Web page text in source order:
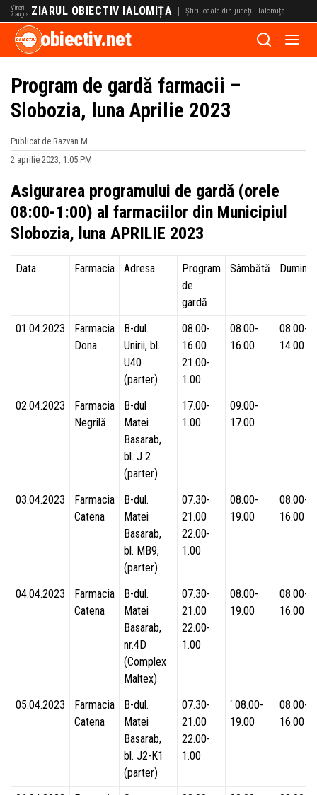
Vineri
7 augustZIARUL OBIECTIV IALOMIȚA | Știri locale din județul Ialomița
obiectiv.net
Program de gardă farmacii –
Slobozia, luna Aprilie 2023
Publicat de Razvan M.
2 aprilie 2023, 1:05 PM
Asigurarea programului de gardă (orele
08:00-1:00) al farmaciilor din Municipiul
Slobozia, luna APRILIE 2023
Data Farmacia Adresa
Program
de
gardă
Sâmbătă
01.04.2023
Farmacia
Dona
B-dul.
Unirii, bl.
U40
(parter)
08.00-
16.00
21.00-
1.00
08.00-
16.00
08.00-
14.00
02.04.2023
Farmacia
Negrilă
B-dul
Matei
Basarab,
bl. J 2
(parter)
17.00-
1.00
09.00-
17.00
03.04.2023
Farmacia
Catena
B-dul.
Matei
Basarab,
bl. MB9,
(parter)
07.30-
21.00
22.00-
1.00
08.00-
19.00
08.00-
16.00
04.04.2023
Farmacia
Catena
B-dul.
Matei
Basarab,
nr.4D
(Complex
Maltex)
07.30-
21.00
22.00-
1.00
08.00-
19.00
08.00-
16.00
05.04.2023
Farmacia
Catena
B-dul.
Matei
Basarab,
bl. J2-K1
(parter)
07.30-
21.00
22.00-
1.00
‘ 08.00-
19.00
08.00-
16.00